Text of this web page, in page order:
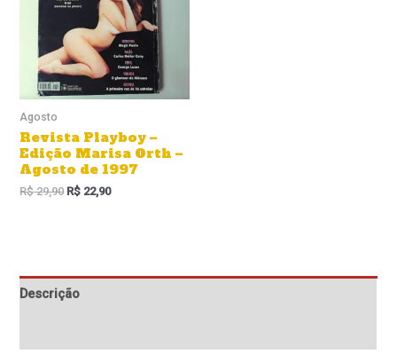
Agosto
Revista Playboy –
Edição Marisa Orth –
Agosto de 1997
R$29,90 R$ 22,90
Descrição